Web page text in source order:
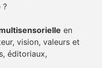
?
en
vision, valeurs et
éditoriaux,